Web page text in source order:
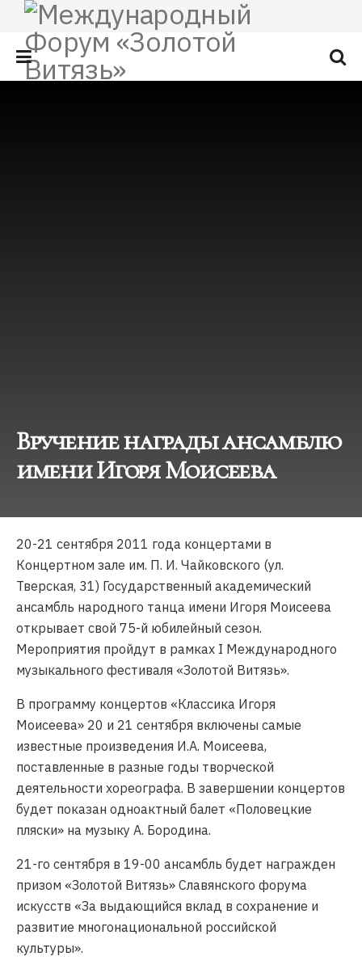
Вручение награды ансамблю
имени Игоря Моисеева
20-21 сентября 2011 года концертами в
Концертном зале им. П. И. Чайковского (ул.
Тверская, 31) Государственный академический
ансамбль народного танца имени Игоря Моисеева
открывает свой 75-й юбилейный сезон.
Мероприятия пройдут в рамках I Международного
музыкального фестиваля «Золотой Витязь».
В программу концертов «Классика Игоря
Моисеева» 20 и 21 сентября включены самые
известные произведения И.А. Моисеева,
поставленные в разные годы творческой
деятельности хореографа. В завершении концертов
будет показан одноактный балет «Половецкие
пляски» на музыку А. Бородина.
21-го сентября в 19-00 ансамбль будет награжден
призом «Золотой Витязь» Славянского форума
искусств «За выдающийся вклад в сохранение и
развитие многонациональной российской
культуры».